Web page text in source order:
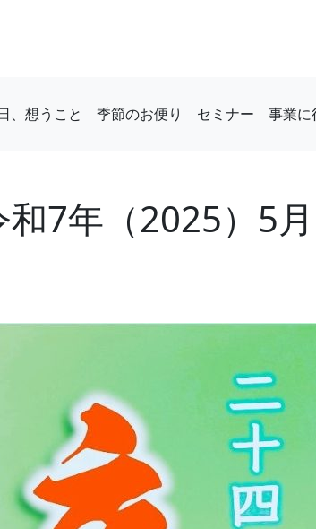
、想うこと 季節のお便り セミナー 事業に
7年（2025）5月